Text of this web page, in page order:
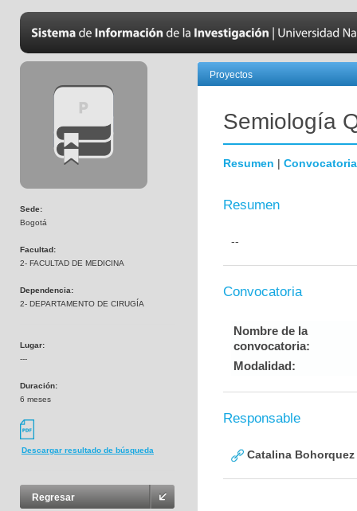
Sede:
Bogotá
Facultad:
2- FACULTAD DE MEDICINA
Dependencia:
2- DEPARTAMENTO DE CIRUGÍA
Lugar:
---
Duración:
6 meses
Descargar resultado de búsqueda
Regresar
Proyectos
Semiología
Resumen | Convocatoria
Resumen
--
Convocatoria
Nombre de la
convocatoria:
Modalidad:
Responsable
Catalina Bohorquez